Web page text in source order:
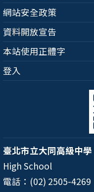
網站安全政策
資料開放宣告
本站使用正體字
登入
臺北市立大同高級中學
High School
電話：(02) 2505-4269